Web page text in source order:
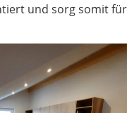
und sorg somit